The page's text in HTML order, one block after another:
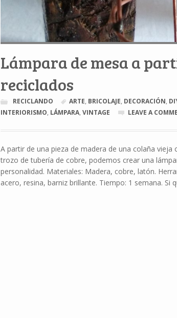
Lámpara de mesa a
reciclados
RECICLANDO ARTE, BRICOLAJE, DECORACIÓN,
INTERIORISMO, LÁMPARA,VINTAGE LEAVE A
A partir de una pieza de madera de una colaña
trozo de tubería de cobre, podemos crear una
personalidad. Materiales: Madera, cobre, latón.
acero, resina, barniz brillante. Tiempo: 1 semana. Si